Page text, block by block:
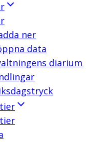
ner
data
diarium